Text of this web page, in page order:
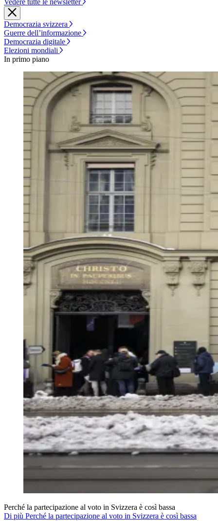
Vedere tutte le newsletter
Democrazia svizzera
Guerre dell’informazione
Democrazia digitale
Elezioni mondiali
In primo piano
Perché la partecipazione al voto in Svizzera è così bassa
Di più Perché la partecipazione al voto in Svizzera è così bassa